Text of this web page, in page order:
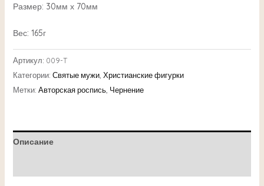
Размер: 30мм х 70мм
Вес: 165г
Артикул: 009-T
Категории: Святые мужи, Христианские фигурки
Метки: Авторская роспись, Чернение
Описание